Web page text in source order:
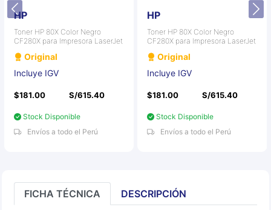
HP
Toner HP 80X Color Negro
CF280X para Impresora LaserJet
Original
Incluye IGV
$181.00 S/615.40
Stock Disponible
Envíos a todo el Perú
HP
Toner HP 80X Color Negro
CF280X para Impresora LaserJet
Original
Incluye IGV
$181.00 S/615.40
Stock Disponible
Envíos a todo el Perú
FICHA TÉCNICA DESCRIPCIÓN